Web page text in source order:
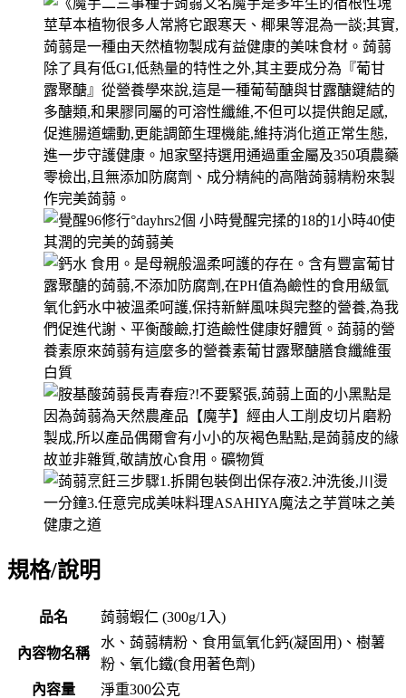
規格/說明
品名 蒟蒻蝦仁 (300g/1入)
內容物名稱
水、蒟蒻精粉、食用氫氧化鈣(凝固用)、樹薯
粉、氧化鐵(食用著色劑)
內容量
淨重300公克